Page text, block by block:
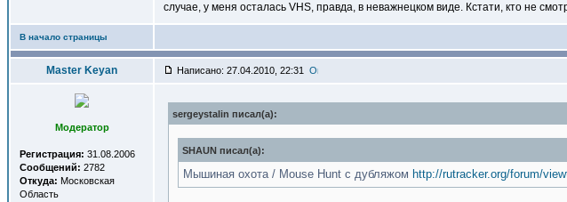
случае, у меня осталась VHS, правда, в неважнецком виде. Кстати, кто не
В начало страницы
Master Keyan Написано: 27.04.2010, 22:31
Модератор
Регистрация: 31.08.2006
Сообщений: 2782
Откуда: Московская
Область
sergeystalin писал(a):
SHAUN писал(a):
Мышиная охота / Mouse Hunt с дубляжом http://rutracker.org/forum/